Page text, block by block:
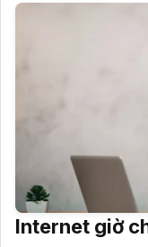
Internet giờ